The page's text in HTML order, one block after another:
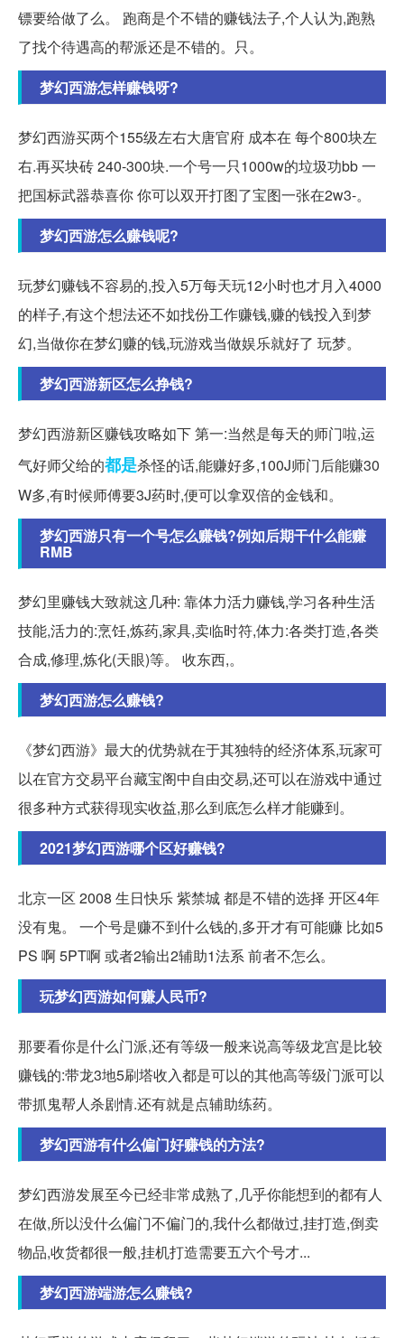
镖要给做了么。 跑商是个不错的赚钱法子,个人认为,跑熟
了找个待遇高的帮派还是不错的。只。
梦幻西游怎样赚钱呀?
梦幻西游买两个155级左右大唐官府 成本在 每个800块左
右.再买块砖 240-300块.一个号一只1000w的垃圾功bb 一
把国标武器恭喜你 你可以双开打图了宝图一张在2w3-。
梦幻西游怎么赚钱呢?
玩梦幻赚钱不容易的,投入5万每天玩12小时也才月入4000
的样子,有这个想法还不如找份工作赚钱,赚的钱投入到梦
幻,当做你在梦幻赚的钱,玩游戏当做娱乐就好了 玩梦。
梦幻西游新区怎么挣钱?
梦幻西游新区赚钱攻略如下 第一:当然是每天的师门啦,运
气好师父给的都是杀怪的话,能赚好多,100J师门后能赚30
W多,有时候师傅要3J药时,便可以拿双倍的金钱和。
梦幻西游只有一个号怎么赚钱?例如后期干什么能赚
RMB
梦幻里赚钱大致就这几种: 靠体力活力赚钱,学习各种生活
技能,活力的:烹饪,炼药,家具,卖临时符,体力:各类打造,各类
合成,修理,炼化(天眼)等。 收东西,。
梦幻西游怎么赚钱?
《梦幻西游》最大的优势就在于其独特的经济体系,玩家可
以在官方交易平台藏宝阁中自由交易,还可以在游戏中通过
很多种方式获得现实收益,那么到底怎么样才能赚到。
2021梦幻西游哪个区好赚钱?
北京一区 2008 生日快乐 紫禁城 都是不错的选择 开区4年
没有鬼。 一个号是赚不到什么钱的,多开才有可能赚 比如5
PS 啊 5PT啊 或者2输出2辅助1法系 前者不怎么。
玩梦幻西游如何赚人民币?
那要看你是什么门派,还有等级一般来说高等级龙宫是比较
赚钱的:带龙3地5刷塔收入都是可以的其他高等级门派可以
带抓鬼帮人杀剧情.还有就是点辅助练药。
梦幻西游有什么偏门好赚钱的方法?
梦幻西游发展至今已经非常成熟了,几乎你能想到的都有人
在做,所以没什么偏门不偏门的,我什么都做过,挂打造,倒卖
物品,收货都很一般,挂机打造需要五六个号才...
梦幻西游端游怎么赚钱?